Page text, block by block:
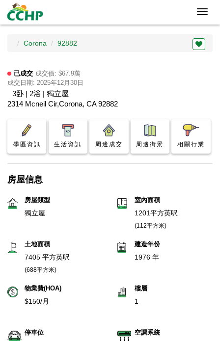
Corona 92882
已成交 成交價: $67.9萬
成交日期: 2025年12月30日
3卧 | 2浴 | 獨立屋
2314 Mcneil Cir,Corona, CA 92882
學區資訊 生活資訊 周邊成交 周邊街景 相關行業
房屋信息
房屋類型
獨立屋
室內面積
1201平方英呎
(112平方米)
土地面積
7405 平方英呎
(688平方米)
建造年份
1976 年
物業費(HOA)
$150/月
樓層
1
停車位 空調系統